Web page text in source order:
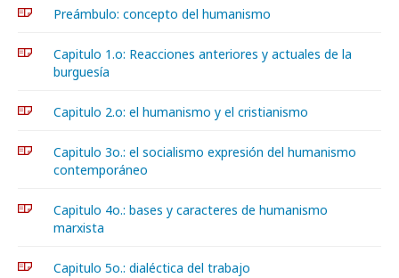
Preámbulo: concepto del humanismo
Capitulo 1.o: Reacciones anteriores y actuales de la
burguesía
Capitulo 2.o: el humanismo y el cristianismo
Capitulo 3o.: el socialismo expresión del humanismo
contemporáneo
Capitulo 4o.: bases y caracteres de humanismo
marxista
Capitulo 5o.: dialéctica del trabajo